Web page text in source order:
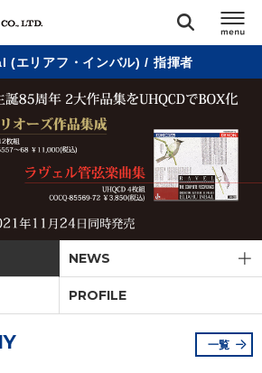
エリアフ・インバル) / 指揮者
NEWS
PROFILE
一覧